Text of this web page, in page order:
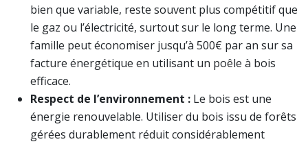
bien que variable, reste souvent plus compétitif que
le gaz ou l’électricité, surtout sur le long terme. Une
famille peut économiser jusqu’à 500€ par an sur sa
facture énergétique en utilisant un poêle à bois
efficace.
Respect de l’environnement : Le bois est une
énergie renouvelable. Utiliser du bois issu de forêts
gérées durablement réduit considérablement